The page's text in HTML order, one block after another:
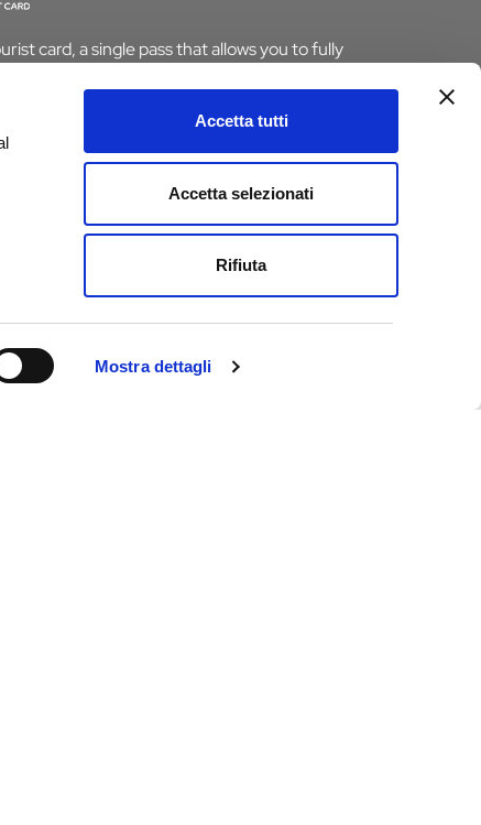
Mostra dettagli
Accetta tutti
Accetta selezionati
Rifiuta
card, a single pass that allows you to fully
from the tourist tax.